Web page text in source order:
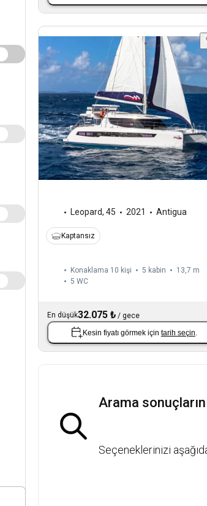
Leopard, 45 2021 Antigua
Kaptansız
Konaklama 10 kişi 5 kabin
13,7 m
5 WC
En düşük32.075 ₺ / gece
Kesin fiyatı görmek için tarih seçin
Arama
Seçeneklerinizi